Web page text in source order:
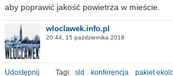
aby poprawić jakość powietrza w mieście.
wloclawek.info.pl
20:44, 15 października 2018
Udostępnij Tagi: sld konferencja pakiet